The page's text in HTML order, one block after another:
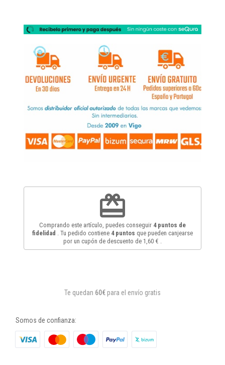
redeem
Comprando este artículo, puedes conseguir 4puntos de
fidelidad
. Tu pedido contiene 4puntos que pueden canjearse
por un cupón de descuento de 1,60 €
Te quedan 60€ para el envío gratis
Somos de confianza: